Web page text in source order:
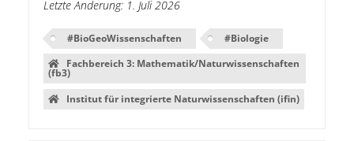
Letzte Änderung: 1. Juli 2026
#BioGeoWissenschaften #Biologie
Fachbereich 3: Mathematik/Naturwissenschaften
(fb3)
Institut für integrierte Naturwissenschaften (ifin)